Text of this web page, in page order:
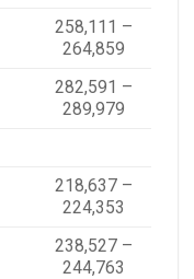
258,111 –
264,859
282,591 –
289,979
218,637 –
224,353
238,527 –
244,763